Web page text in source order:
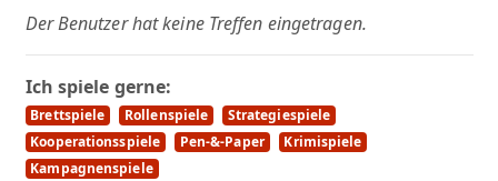
Der Benutzer hat keine Treffen eingetragen.
Ich spiele gerne:
Brettspiele Rollenspiele
Strategiespiele
Kooperationsspiele
Pen-&-Paper
Krimispiele
Kampagnenspiele